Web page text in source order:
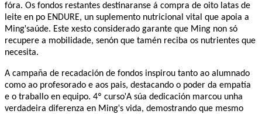
fóra. Os fondos restantes destinaranse á compra de oito latas de
leite en po ENDURE, un suplemento nutricional vital que apoia a
Ming'saúde. Este xesto considerado garante que Ming non só
recupere a mobilidade, senón que tamén reciba os nutrientes que
necesita.
A campaña de recadación de fondos inspirou tanto ao alumnado
como ao profesorado e aos pais, destacando o poder da empatía
e o traballo en equipo. 4º curso'A súa dedicación marcou unha
verdadeira diferenza en Ming's vida, demostrando que mesmo